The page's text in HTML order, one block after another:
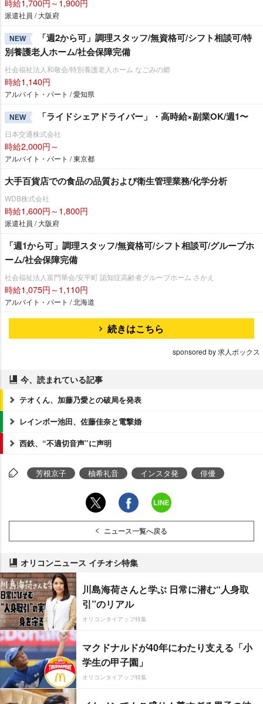
時給1,700円～1,900円
派遣社員 / 大阪府
NEW
「週2から可」調理スタッフ/無資格可/シフト相談可/特
別養護老人ホーム/社会保障完備
社会福祉法人和敬会/特別養護老人ホーム なごみの郷
時給1,140円
アルバイト・パート / 愛知県
NEW 「ライドシェアドライバー」・高時給×副業OK/週1〜
日本交通株式会社
時給2,000円～
アルバイト・パート / 東京都
大手百貨店での食品の品質および衛生管理業務/化学分析
WDB株式会社
時給1,600円～1,800円
派遣社員 / 大阪府
「週1から可」調理スタッフ/無資格可/シフト相談可/グループホ
ーム/社会保障完備
社会福祉法人富門華会/安平町 認知症高齢者グループホーム さかえ
時給1,075円～1,110円
アルバイト・パート / 北海道
続きはこちら
sponsored by 求人ボックス
今、読まれている記事
テオくん、加藤乃愛との破局を発表
レインボー池田、佐藤佳奈と電撃婚
西鉄、“不適切音声”に声明
芳根京子 柚希礼音 インスタ発 俳優
ニュース一覧へ戻る
オリコンニュース イチオシ特集
川島海荷さんと学ぶ 日常に潜む“人身取
引”のリアル
オリコンタイアップ特集
マクドナルドが40年にわたり支える「小
学生の甲子園」
オリコンタイアップ特集